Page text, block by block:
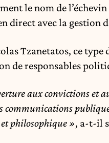
le nom de
direct avec la gestion
Tzanetatos, ce
de responsables
aux convictions et
communications
philosophique », a-t-il